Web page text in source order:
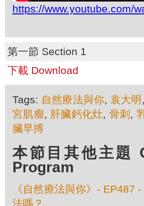
https://www.youtube.com/
第一節 Section 1
下載 Download
Tags: 自然療法與你,袁大明 ,
宮肌瘤, 肝臟鈣化灶, 骨刺 ,
臟早搏
本節目其他主題
Program
《自然療法與你》- EP487
法嗎？